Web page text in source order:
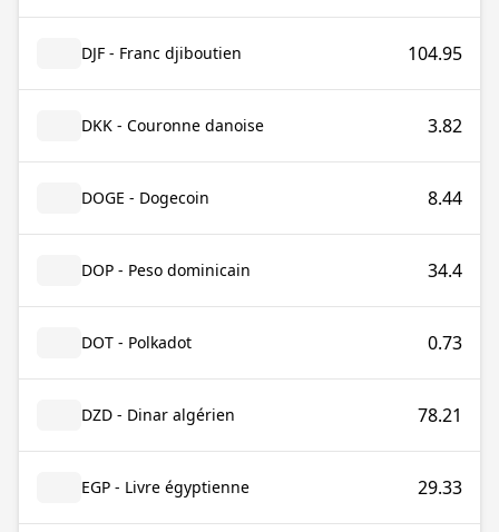
DJF - Franc djiboutien 104.95
DKK - Couronne danoise 3.82
DOGE - Dogecoin 8.44
DOP - Peso dominicain 34.4
DOT - Polkadot 0.73
DZD - Dinar algérien 78.21
EGP - Livre égyptienne 29.33